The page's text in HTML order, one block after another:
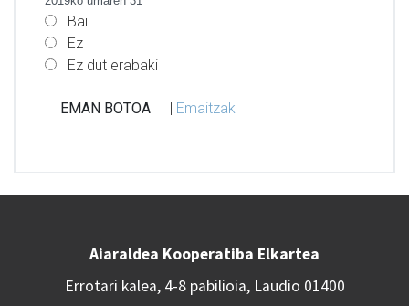
Bai
Ez
Ez dut erabaki
| Emaitzak
Aiaraldea Kooperatiba Elkartea
Errotari kalea, 4-8 pabilioia, Laudio 01400